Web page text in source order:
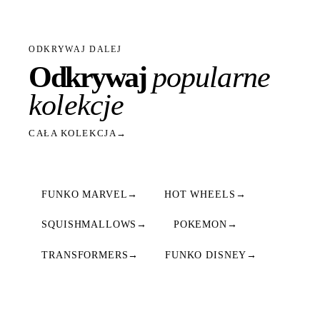
ODKRYWAJ DALEJ
Odkrywajpopularne
kolekcje
CAŁA KOLEKCJA→
FUNKO MARVEL → HOT WHEELS →
SQUISHMALLOWS → POKEMON →
TRANSFORMERS → FUNKO DISNEY →